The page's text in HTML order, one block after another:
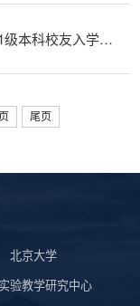
信息科学技术学院成功举办2011级本科校友入学十周年纪念活动
尾页
北京大学
验教学研究中心